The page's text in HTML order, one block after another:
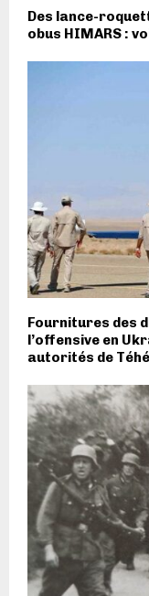
Des lance-
obus HIMARS :
Fournitures des
l’offensive en
autorités de